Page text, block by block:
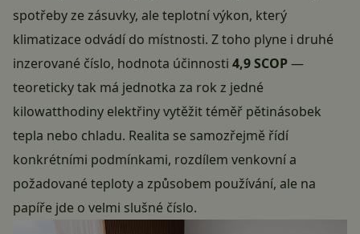
spotřeby ze zásuvky, ale teplotní výkon, který
klimatizace odvádí do místnosti. Z toho plyne i druhé
inzerované číslo, hodnota účinnosti 4,9 SCOP—
teoreticky tak má jednotka za rok z jedné
kilowatthodiny elektřiny vytěžit téměř pětinásobek
tepla nebo chladu. Realita se samozřejmě řídí
konkrétními podmínkami, rozdílem venkovní a
požadované teploty a způsobem používání, ale na
papíře jde o velmi slušné číslo.